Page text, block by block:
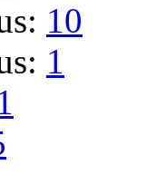
10
1